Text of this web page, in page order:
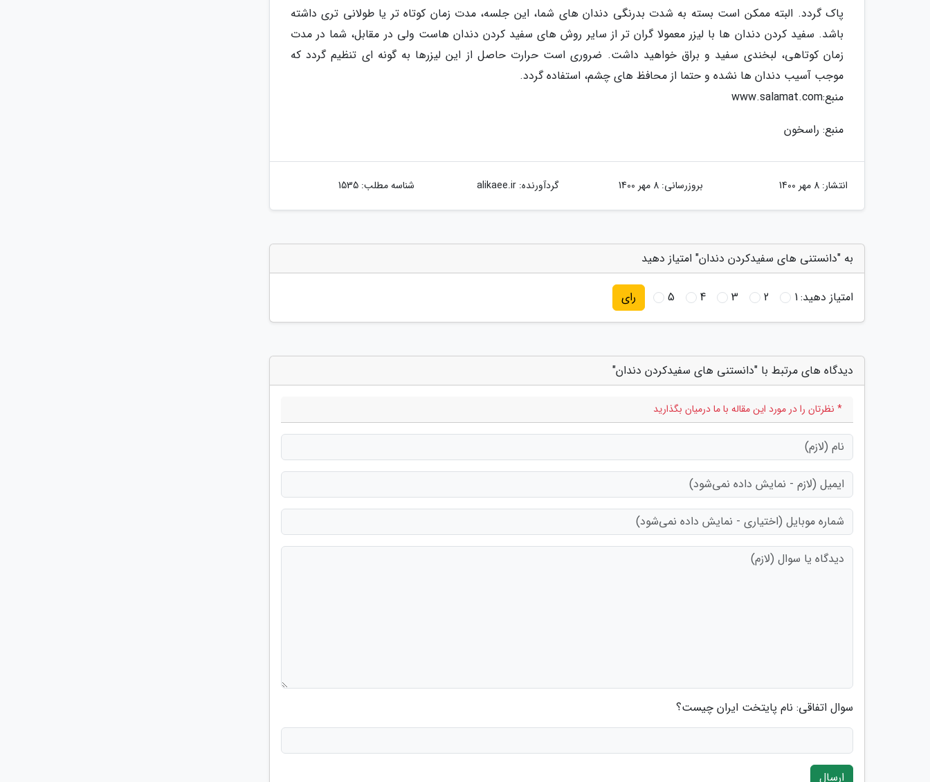
پاک گردد. البته ممکن است بسته به شدت بدرنگی دندان های شما، این جلسه، مدت زمان کوتاه تر یا طولانی تری داشته
باشد. سفید کردن دندان ها با لیزر معمولا گران تر از سایر روش های سفید کردن دندان هاست ولی در مقابل، شما در مدت
زمان کوتاهی، لبخندی سفید و براق خواهید داشت. ضروری است حرارت حاصل از این لیزرها به گونه ای تنظیم گردد که
موجب آسیب دندان ها نشده و حتما از محافظ های چشم، استفاده گردد.
منبع:www.salamat.com
منبع: راسخون
انتشار: 8 مهر 1400 بروزرسانی: 8 مهر 1400 گردآورنده:alikaee.ir شناسه مطلب: 1535
به "دانستنی های سفیدکردن دندان" امتیاز دهید
امتیاز دهید:1
2
3
4
5 رای
دیدگاه های مرتبط با "دانستنی های سفیدکردن دندان"
* نظرتان را در مورد این مقاله با ما درمیان بگذارید
سوال اتفاقی: نام پایتخت ایران چیست؟
ارسال